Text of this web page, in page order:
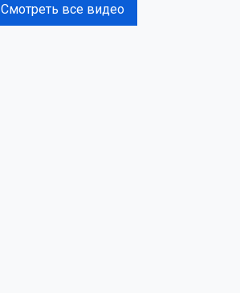
Смотреть все видео